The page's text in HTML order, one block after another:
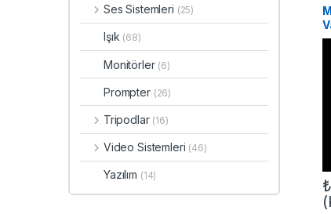
₺
Ses Sistemleri (25)
Işık (68)
Monitörler (6)
Prompter (26)
Tripodlar (16)
Video Sistemleri (46)
Yazılım (14)